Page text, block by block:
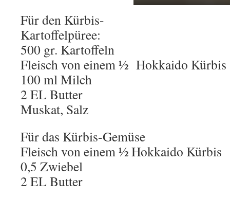
Für den Kürbis-
Kartoffelpüree:
500 gr. Kartoffeln
Fleisch von einem ½ Hokkaido Kürbis
100 ml Milch
2 EL Butter
Muskat, Salz
Für das Kürbis-Gemüse
Fleisch von einem ½ Hokkaido Kürbis
0,5 Zwiebel
2 EL Butter